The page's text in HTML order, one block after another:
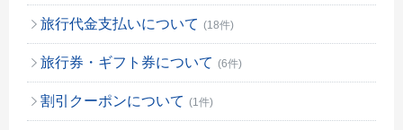
旅行代金支払いについて (18件)
旅行券・ギフト券について (6件)
割引クーポンについて (1件)